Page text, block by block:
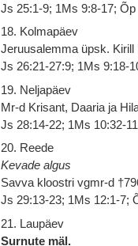
Js 25:1-9; 1Ms 9:8-17; Õp
18. Kolmapäev
Jeruusalemma üpsk. Kirill
Js 26:21-27:9; 1Ms 9:18-
19. Neljapäev
Mr-d Krisant, Daaria ja
Js 28:14-22; 1Ms 10:32-
20. Reede
Kevade algus
Savva kloostri vgmr-d
Js 29:13-23; 1Ms 12:1-7;
21. Laupäev
Surnute mäl.